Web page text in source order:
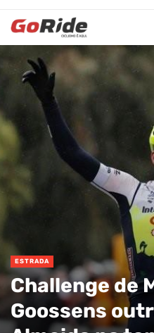
ESTRADA
Challenge de
Goossens